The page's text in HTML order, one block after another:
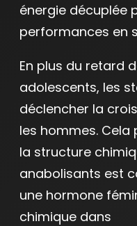
énergie décuplée
performances en
En plus du retard
adolescents, les
déclencher la
les hommes.
la structure
anabolisants est
une hormone
chimique dans